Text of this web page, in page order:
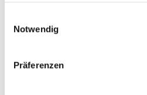
Notwendig
Präferenzen
von A
unten.